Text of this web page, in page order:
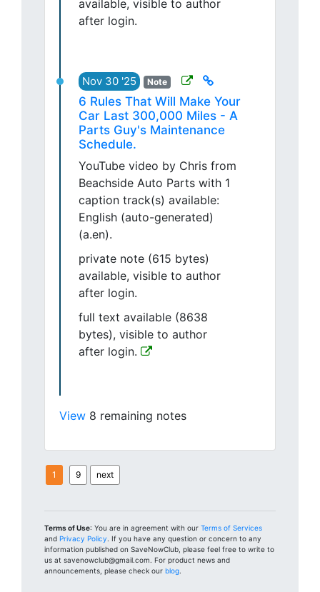
available, visible to author
after login.
Nov 30 '25 Note
6 Rules That Will Make Your
Car Last 300,000 Miles - A
Parts Guy's Maintenance
Schedule.
YouTube video by Chris from
Beachside Auto Parts with 1
caption track(s) available:
English (auto-generated)
(a.en).
private note (615 bytes)
available, visible to author
after login.
full text available (8638
bytes), visible to author
after login.
View 8 remaining notes
1 9 next
Terms of Use: You are in agreement with our Terms of Services
and Privacy Policy . If you have any question or concern to any
information published on SaveNowClub, please feel free to write to
us at savenowclub@gmail.com. For product news and
announcements, please check our blog